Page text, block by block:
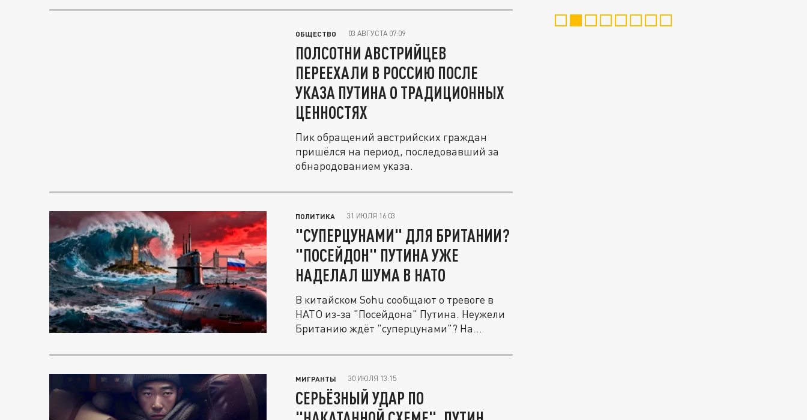
ОБЩЕСТВО 03 АВГУСТА 07:09
ПОЛСОТНИ АВСТРИЙЦЕВ
ПЕРЕЕХАЛИ В РОССИЮ ПОСЛЕ
УКАЗА ПУТИНА О ТРАДИЦИОННЫХ
ЦЕННОСТЯХ
Пик обращений австрийских граждан
пришёлся на период, последовавший за
обнародованием указа.
ПОЛИТИКА 31 ИЮЛЯ 16:03
"СУПЕРЦУНАМИ" ДЛЯ БРИТАНИИ?
"ПОСЕЙДОН" ПУТИНА УЖЕ
НАДЕЛАЛ ШУМА В НАТО
В китайском Sohu сообщают о тревоге в
НАТО из-за "Посейдона" Путина. Неужели
Британию ждёт "суперцунами"? На...
МИГРАНТЫ 30 ИЮЛЯ 13:15
СЕРЬЁЗНЫЙ УДАР ПО